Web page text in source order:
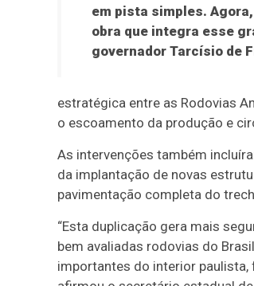
em pista simples.
obra que integra esse
governador Tarcísio de
estratégica entre as Rodovias
o escoamento da produção e
As intervenções também
da implantação de novas
pavimentação completa do
“Esta duplicação gera mais
bem avaliadas rodovias do
importantes do interior paulista,